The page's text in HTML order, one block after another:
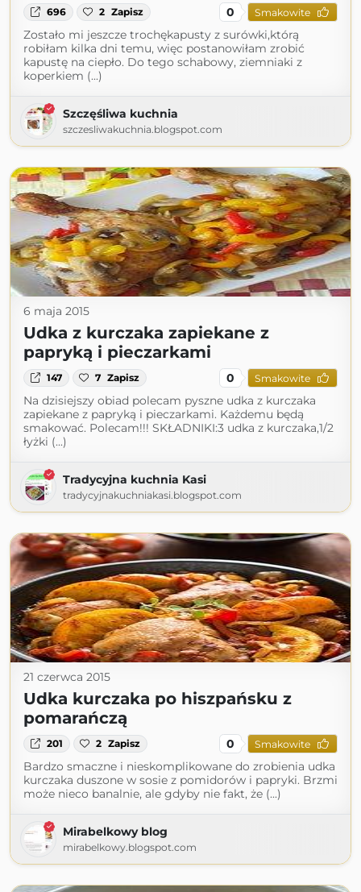
696 2 Zapisz 0 Smakowite
Zostało mi jeszcze trochękapusty z surówki,którą
robiłam kilka dni temu, więc postanowiłam zrobić
kapustę na ciepło. Do tego schabowy, ziemniaki z
koperkiem (...)
Szczęśliwa kuchnia
szczesliwakuchnia.blogspot.com
6 maja 2015
Udka z kurczaka zapiekane z
papryką i pieczarkami
147 7 Zapisz 0 Smakowite
Na dzisiejszy obiad polecam pyszne udka z kurczaka
zapiekane z papryką i pieczarkami. Każdemu będą
smakować. Polecam!!! SKŁADNIKI:3 udka z kurczaka,1/2
łyżki (...)
Tradycyjna kuchnia Kasi
tradycyjnakuchniakasi.blogspot.com
21 czerwca 2015
Udka kurczaka po hiszpańsku z
pomarańczą
201 2 Zapisz 0 Smakowite
Bardzo smaczne i nieskomplikowane do zrobienia udka
kurczaka duszone w sosie z pomidorów i papryki. Brzmi
może nieco banalnie, ale gdyby nie fakt, że (...)
Mirabelkowy blog
mirabelkowy.blogspot.com